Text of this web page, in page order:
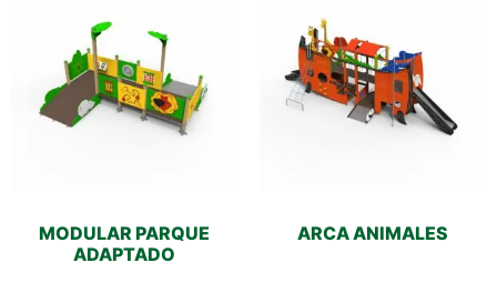
MODULAR PARQUE
ADAPTADO
ARCA ANIMALES